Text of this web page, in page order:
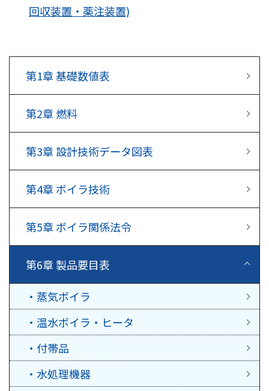
回収装置・薬注装置)
第1章基礎数値表
第2章燃料
第3章設計技術データ図表
第4章ボイラ技術
第5章ボイラ関係法令
第6章製品要目表
・蒸気ボイラ
・温水ボイラ・ヒータ
・付帯品
・水処理機器